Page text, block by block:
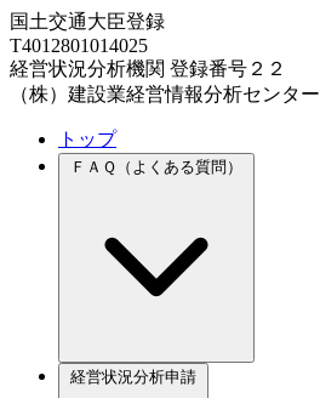
国土交通大臣登録
T4012801014025
経営状況分析機関 登録番号２２
（株）建設業経営情報分析センター
トップ
ＦＡＱ（よくある質問）
経営状況分析申請